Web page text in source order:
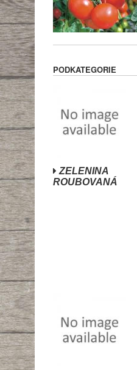
PODKATEGORIE
ZELENINA
ROUBOVANÁ